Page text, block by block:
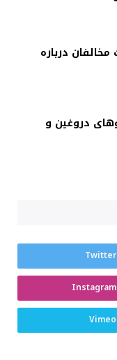
درباره
دروغین و
Twitter
Instagram
Vimeo